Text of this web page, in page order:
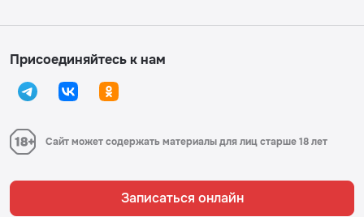
Присоединяйтесь к нам
Сайт может содержать материалы для лиц старше 18 лет
Записаться онлайн